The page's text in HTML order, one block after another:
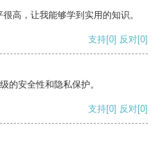
高，让我能够学到实用的知识。
支持[0] 反对[0]
的安全性和隐私保护。
支持[0] 反对[0]